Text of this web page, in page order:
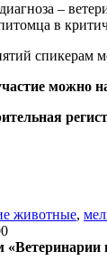
–
в
спикерам
можно
животные,
«Ветеринарии